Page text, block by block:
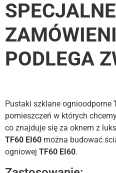
SPECJALNE
PODLEGA
Pustaki szklane ognioodporne
pomieszczeń w których
co znajduje się za oknem z
TF60 EI60 można budować
ogniowej TF60 EI60.